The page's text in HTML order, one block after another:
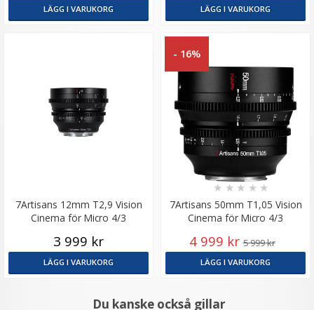
LÄGG I VARUKORG LÄGG I VARUKORG
7Artisans 12mm T2,9 Vision
Cinema för Micro 4/3
3 999 kr
LÄGG I VARUKORG
- 16%
7Artisans 50mm T1,05 Vision
Cinema för Micro 4/3
★ ★ ★ ★ ★
4 999 kr 5 999 kr
LÄGG I VARUKORG
Du kanske också gillar